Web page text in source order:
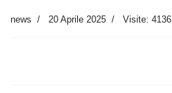
news 20 Aprile 2025 Visite: 4136